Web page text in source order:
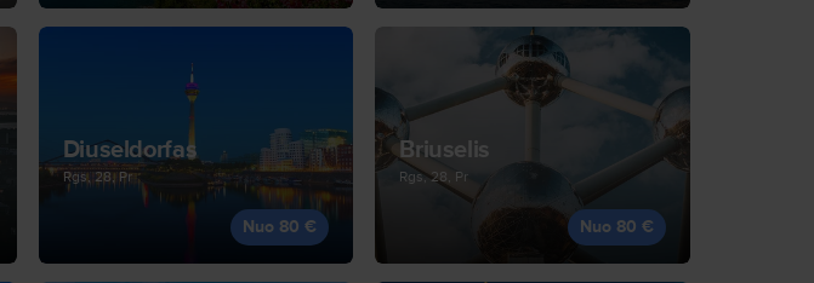
Diuseldorfas
Rgs, 28, Pr
Nuo 80 €
Briuselis
Rgs, 28, Pr
Nuo 80 €